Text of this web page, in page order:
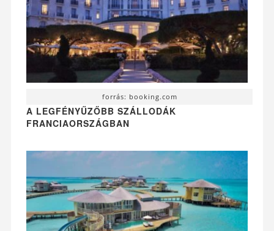
forrás: booking.com
A LEGFÉNYŰZŐBB SZÁLLODÁK
FRANCIAORSZÁGBAN